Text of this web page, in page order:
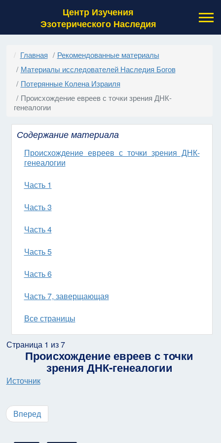
Центр Изучения
Эзотерического Наследия
Главная
Рекомендованные материалы
Материалы исследователей Наследия Богов
Потерянные Колена Израиля
Происхождение евреев с точки зрения ДНК-
генеалогии
Содержание материала
Происхождение евреев с точки зрения ДНК-
генеалогии
Часть 1
Часть 3
Часть 4
Часть 5
Часть 6
Часть 7, заверщающая
Все страницы
Страница 1 из 7
Происхождение евреев с точки
зрения ДНК-генеалогии
Источник
Вперед